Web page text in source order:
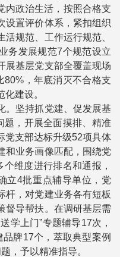
内政治生活，按照合格支
设置评价体系，紧扣组织
规范、工作运行规范、
务发展规范7个规范设立
展基层党支部全覆盖现场
80%，年底消灭不合格支
建设。
。坚持抓党建、促发展基
题，开展全面摸排、精准
党支部达标升级52项具体
和业务画像匹配，围绕党
维度进行排名和通报，
立4批重点辅导单位，党
杆，对党建业务各有短板
督导帮扶。在调研基层需
学上门”专题辅导17次，
牌17个，萃取典型案例
，予以精准指导。